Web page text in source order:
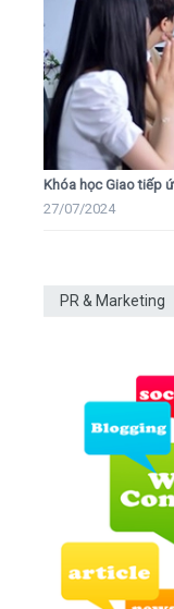
Khóa học Giao tiếp
27/07/2024
PR & Marketing